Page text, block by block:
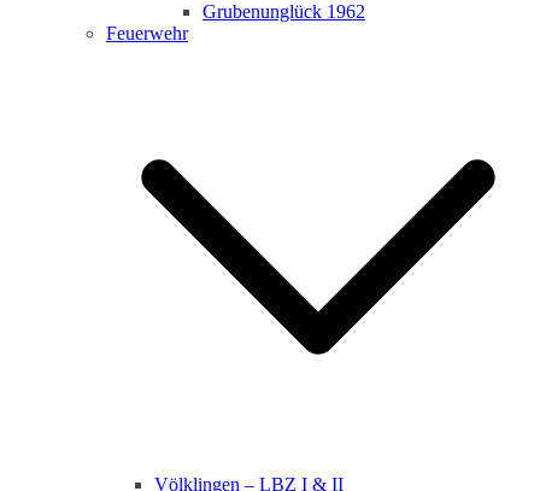
Grubenunglück 1962
Feuerwehr
Völklingen – LBZ I & II